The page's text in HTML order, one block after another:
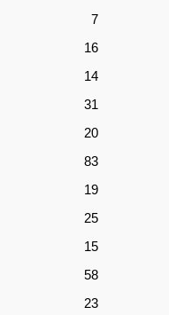
7
16
14
31
20
83
19
25
15
58
23